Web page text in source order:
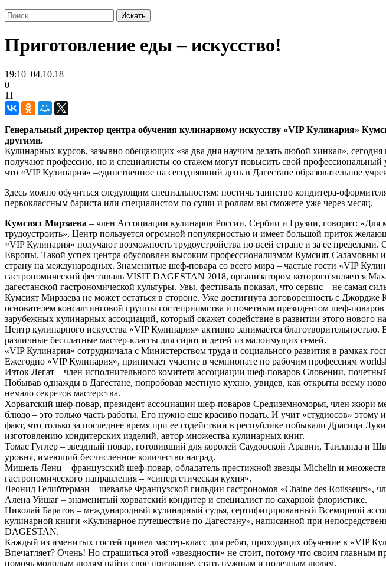
Приготовление еды – искусство!
19:10 04.10.18
0
11
Генеральный директор центра обучения кулинарному искусству «VIP Кулинария»
другими.
Кулинарных курсов, зазывно обещающих «за два дня научим делать любой хинкал»,
получают профессию, но и специалисты со стажем могут повысить свой
что «VIP Кулинария» –единственное на сегодняшний день в Дагестане образовательное
Здесь можно обучиться следующим специальностям: постичь таинство кондитера-
первоклассным бариста или специалистом по суши и роллам вы сможете уже через месяц.
Кумсият Мирзаева – член Ассоциации кулинаров России, Сербии и Грузии, говорит: «Для
трудоустроить». Центр пользуется огромной популярностью и имеет большой приток
«VIP Кулинария» получают возможность трудоустройства по всей стране и за ее
Европы. Такой успех центра обусловлен высоким профессионализмом Кумсият Саламовны
страну на международных. Знаменитые шеф-повара со всего мира – частые гости «VIP
гастрономический фестиваль VISIT DAGESTAN 2018, организатором которого является
дагестанской гастрономической культуры. Увы, фестиваль показал, что сервис – не самая
Кумсият Мирзаева не может остаться в стороне. Уже достигнута договоренность с
основателем консалтинговой группы гостеприимства и почетным президентом шеф-
зарубежных кулинарных ассоциаций, который окажет содействие в развитии этого нового
Центр кулинарного искусства «VIP Кулинария» активно занимается
различные бесплатные мастер-классы для сирот и детей из малоимущих семей.
«VIP Кулинария» сотрудничала с Министерством труда и социального развития в рамках
Ежегодно «VIP Кулинария», принимает участие в чемпионате по рабочим профессиям
Изток Легат – член исполнительного комитета ассоциации шеф-поваров Словении,
Побывав однажды в Дагестане, попробовав местную кухню, увидев, как открыты всему
немало секретов мастерства.
Хорватский шеф-повар, президент ассоциации шеф-поваров Средиземноморья, член жюри
блюдо – это только часть работы. Его нужно еще красиво подать. И учит «студиосов»
факт, что только за последнее время при ее содействии в республике побывали Драгица
изготовлению кондитерских изделий, автор множества кулинарных книг.
Томас Гуглер – звездный повар, готовивший для королей Саудовской Аравии, Таиланда
уровня, имеющий бесчисленное количество наград.
Мишель Ленц – французский шеф-повар, обладатель престижной звезды Michelin и
гастрономического направления – «синергетическая кухня».
Леонид Гелибтерман – шевалье Французской гильдии гастрономов «Chaine des
Алена Уйшаг – знаменитый хорватский кондитер и специалист по сахарной флористике.
Николай Баратов – международный кулинарный судья, сертифицированный Всемирной
кулинарной книги «Кулинарное путешествие по Дагестану», написанной при
DAGESTAN.
Каждый из именитых гостей провел мастер-класс для ребят, проходящих обучение в «VIP
Впечатляет? Очень! Но страшиться этой «звездности» не стоит, потому что своим
помочь молодым людям найти свое призвание, стать нужным и полезным людям.